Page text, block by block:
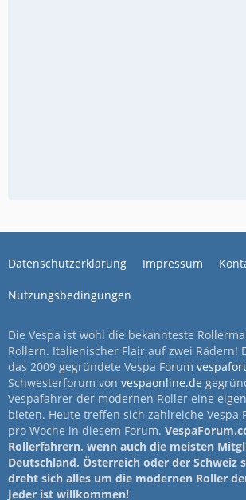
Datenschutzerklärung Impressum
Nutzungsbedingungen
Die Vespa ist wohl die bekannteste
Rollern. Italienischer Flair auf zwei Rädern!
das 2009 gegründete Vespa Forum
Schwesterforum von vespaonline.de
Vespafahrer der modernen Roller eine
bieten. Heute treffen sich zahlreiche Vespa
pro Woche in diesem Forum.
Rollerfahrern, wenn auch die meisten
Deutschland, Österreich oder der Schweiz
dreht sich alles um die modernen Roller
Jeder ist willkommen!